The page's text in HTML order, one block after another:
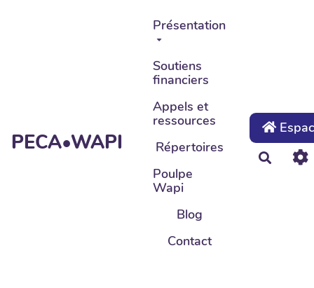
Aller au contenu principal
PECA•WAPI
Présentation
Soutiens
financiers
Appels et
ressources
Répertoires
Poulpe
Wapi
Blog
Contact